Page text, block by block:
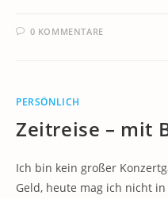
0 KOMMENTARE
PERSÖNLICH
Zeitreise – mit
Ich bin kein großer
Geld, heute mag ich nicht